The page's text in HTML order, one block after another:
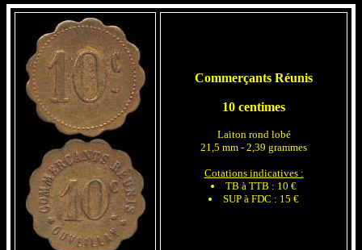
Commerçants Réunis
10 centimes
Laiton rond lobé
21,5 mm - 2,39 grammes
Cotations indicatives :
TB à TTB : 10 €
SUP à FDC : 15 €